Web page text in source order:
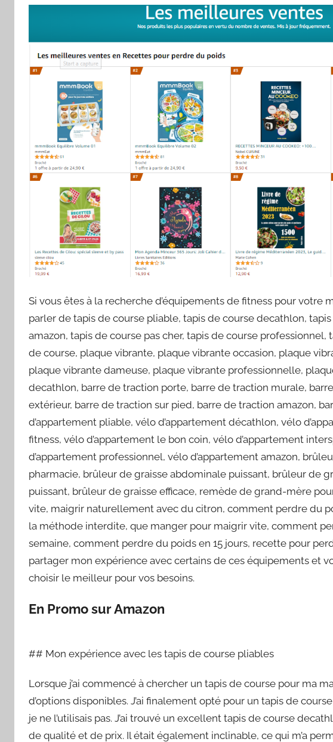
Si vous êtes à la recherche d’équipements de fitness pour votre
parler de tapis de course pliable, tapis de course decathlon,
amazon, tapis de course pas cher, tapis de course
de course, plaque vibrante, plaque vibrante occasion, plaque
plaque vibrante dameuse, plaque vibrante professionnelle,
decathlon, barre de traction porte, barre de traction murale,
extérieur, barre de traction sur pied, barre de traction amazon,
d’appartement pliable, vélo d’appartement décathlon, vélo
fitness, vélo d’appartement le bon coin, vélo d’appartement
d’appartement professionnel, vélo d’appartement amazon,
pharmacie, brûleur de graisse abdominale puissant, brûleur de
puissant, brûleur de graisse efficace, remède de grand-mère
vite, maigrir naturellement avec du citron, comment perdre du
la méthode interdite, que manger pour maigrir vite, comment
semaine, comment perdre du poids en 15 jours, recette pour
partager mon expérience avec certains de ces équipements et
choisir le meilleur pour vos besoins.
En Promo sur Amazon
## Mon expérience avec les tapis de course pliables
Lorsque j’ai commencé à chercher un tapis de course pour ma
d’options disponibles. J’ai finalement opté pour un tapis de
je ne l’utilisais pas. J’ai trouvé un excellent tapis de course
de qualité et de prix. Il était également inclinable, ce qui m’a